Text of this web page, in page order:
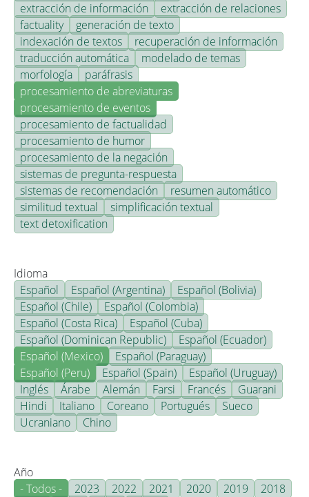
extracción de información
extracción de relaciones
factuality
generación de texto
indexación de textos
recuperación de información
traducción automática
modelado de temas
morfología
paráfrasis
procesamiento de abreviaturas
procesamiento de eventos
procesamiento de factualidad
procesamiento de humor
procesamiento de la negación
sistemas de pregunta-respuesta
sistemas de recomendación
resumen automático
similitud textual
simplificación textual
text detoxification
Idioma
Español
Español (Argentina)
Español (Bolivia)
Español (Chile)
Español (Colombia)
Español (Costa Rica)
Español (Cuba)
Español (Dominican Republic)
Español (Ecuador)
Español (Mexico)
Español (Paraguay)
Español (Peru)
Español (Spain)
Español (Uruguay)
Inglés
Árabe Alemán Farsi Francés
Guarani
Hindi
Italiano Coreano Portugués
Sueco
Ucraniano
Chino
Año
- Todos -
2023 2022 2021 2020 2019
2018